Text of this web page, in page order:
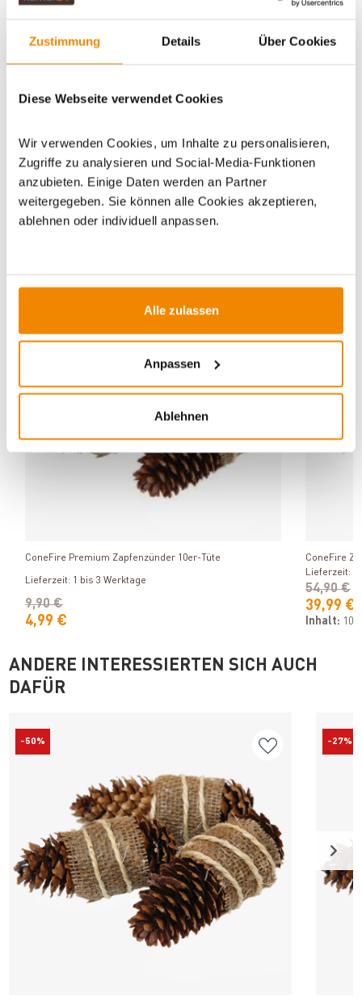
Zustimmung Details Über Cookies
Diese Webseite verwendet Cookies
Wir verwenden Cookies, um Inhalte zu personalisieren,
Zugriffe zu analysieren und Social-Media-Funktionen
anzubieten. Einige Daten werden an Partner
weitergegeben. Sie können alle Cookies akzeptieren,
ablehnen oder individuell anpassen.
Alle zulassen
Anpassen
Ablehnen
Artikeldatenblatt drucken
ConeFire Premium Zapfenzünder 10er-Tüte
Lieferzeit: 1 bis 3 Werktage
4,99 €
9,90 €
ConeFire
Lieferzeit: 1
39,99 €
54,90 €
Inhalt:
ANDERE INTERESSIERTEN SICH AUCH
DAFÜR
-50% -27%